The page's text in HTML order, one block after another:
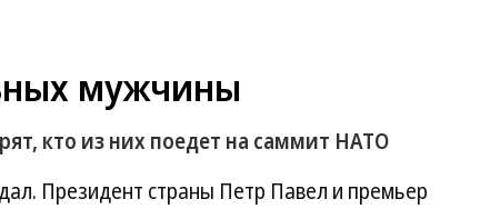
мужчины
кто из них поедет на саммит НАТО
Президент страны Петр Павел и премьер